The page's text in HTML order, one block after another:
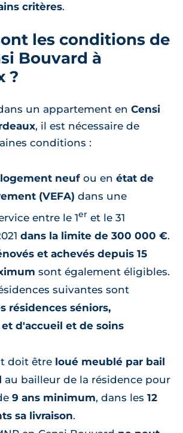
critères.
les conditions de
Bouvard à
?
un appartement en Censi
, il est nécessaire de
conditions :
logement neuf ou en état de
(VEFA) dans une
entre le 1er et le 31
dans la limite de 300 000 €.
et achevés depuis 15
sont également éligibles.
suivantes sont
résidences séniors,
d'accueil et de soins
doit être loué meublé par bail
au bailleur de la résidence pour
9 ans minimum, dans les 12
sa livraison.